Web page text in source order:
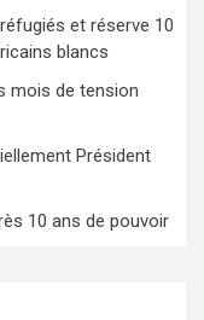
et réserve 10
blancs
mois de tension
Président
10 ans de pouvoir